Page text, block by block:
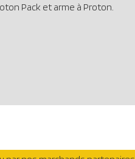
Pack et arme à Proton.